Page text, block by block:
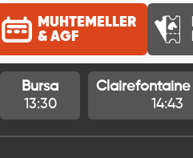
MUHTEMELLER
& AGF
Bursa
13:30
Clairefontaine
14:43